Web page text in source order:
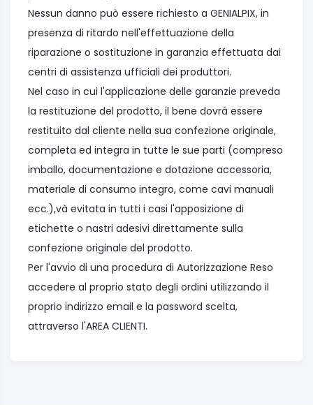
Nessun danno può essere richiesto a GENIALPIX, in
presenza di ritardo nell'effettuazione della
riparazione o sostituzione in garanzia effettuata dai
centri di assistenza ufficiali dei produttori.
Nel caso in cui l'applicazione delle garanzie preveda
la restituzione del prodotto, il bene dovrà essere
restituito dal cliente nella sua confezione originale,
completa ed integra in tutte le sue parti (compreso
imballo, documentazione e dotazione accessoria,
materiale di consumo integro, come cavi manuali
ecc.),và evitata in tutti i casi l'apposizione di
etichette o nastri adesivi direttamente sulla
confezione originale del prodotto.
Per l'avvio di una procedura di Autorizzazione Reso
accedere al proprio stato degli ordini utilizzando il
proprio indirizzo email e la password scelta,
attraverso l'AREA CLIENTI.